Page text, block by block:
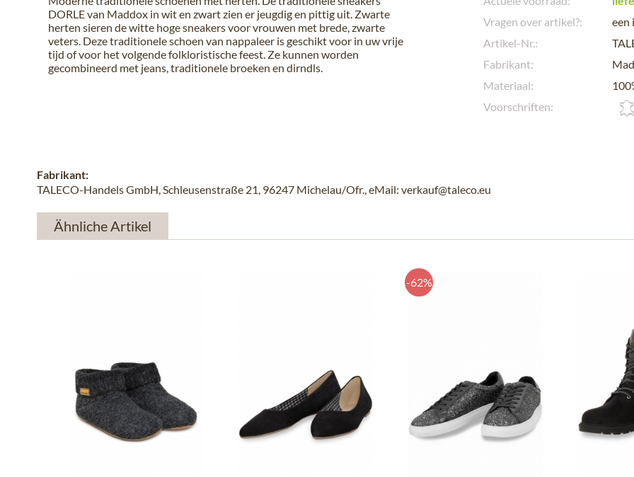
DORLE van Maddox in wit en zwart zien er jeugdig en pittig uit. Zwarte
herten sieren de witte hoge sneakers voor vrouwen met brede, zwarte
veters. Deze traditionele schoen van nappaleer is geschikt voor in uw vrije
tijd of voor het volgende folkloristische feest. Ze kunnen worden
gecombineerd met jeans, traditionele broeken en dirndls.
Vragen over artikel?:
een
Artikel-Nr.:
Fabrikant:
Materiaal:
Voorschriften:
Fabrikant:
TALECO-Handels GmbH, Schleusenstraße 21, 96247 Michelau/Ofr., eMail: verkauf@taleco.eu
Ähnliche Artikel
-62%